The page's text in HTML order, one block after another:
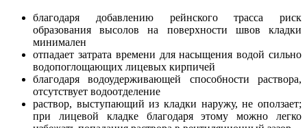
благодаря добавлению рейнского трасса риск
образования высолов на поверхности швов кладки
минимален
отпадает затрата времени для насыщения водой сильно
водопоглощающих лицевых кирпичей
благодаря водоудерживающей способности раствора,
отсутствует водоотделение
раствор, выступающий из кладки наружу, не оползает;
при лицевой кладке благодаря этому можно легко